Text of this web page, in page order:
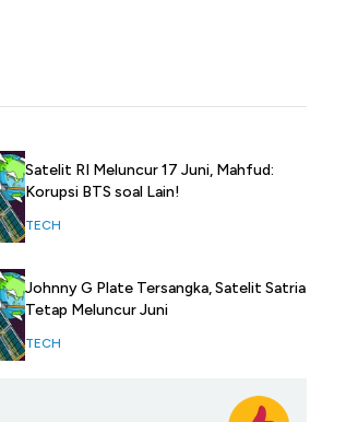
Satelit RI Meluncur 17 Juni, Mahfud:
Korupsi BTS soal Lain!
TECH
Johnny G Plate Tersangka, Satelit Satria
Tetap Meluncur Juni
TECH